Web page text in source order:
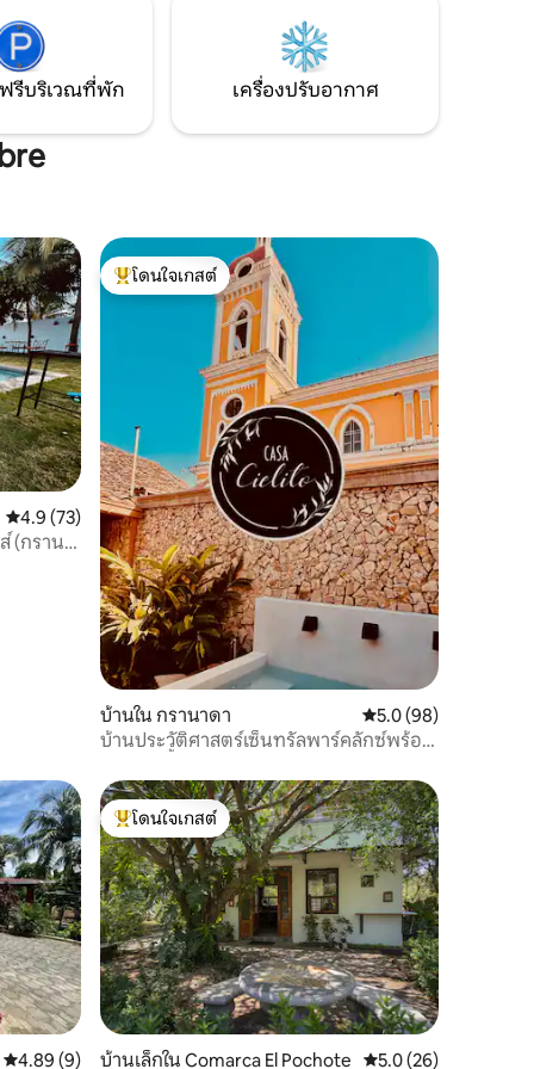
ให้ไป
อาท์
สำหรับรถสองคัน ตั้งอยู่ในใจกลางกรานาดา
เดิน 5 นาทีจากจัตุรัสหลัก
รีบริเวณที่พัก เครื่องปรับอากาศ
คะแนนเฉลี่ย 4.9 จาก 5, 73 รีวิว
4.9 (73)
(กรานา
โดนใจเกสต์ที่สุด
โดนใจเกสต์
บ้านใน กรานาดา คะแนนเฉลี่ย 5.0 จาก
5.0 (98)
บ้านประวัติศาสตร์เซ็นทรัลพาร์คลักซ์พร้อม
คะแนนเฉลี่ย 4.89 จาก 5, 9 รีวิว
4.89 (9)
โดนใจเกสต์ที่สุด
โดนใจเกสต์
บ้านเล็กใน Comarca El Pochote คะแนนเฉลี่ย 5.0 จาก
5.0 (26)